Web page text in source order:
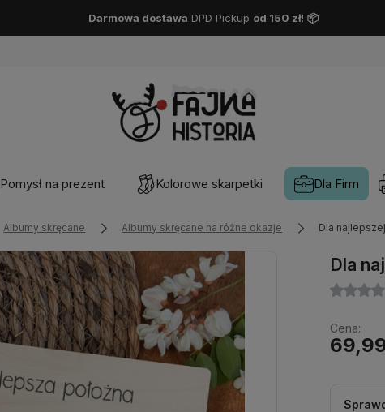
Darmowa dostawa DPD Pickup od 150 zł! 📦
Pomysł na prezent Kolorowe skarpetki Dla Firm
Albumy skręcane Albumy skręcane na różne okazje Dla
Dla
Cena: